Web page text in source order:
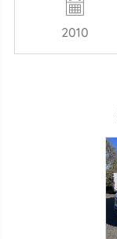
2010